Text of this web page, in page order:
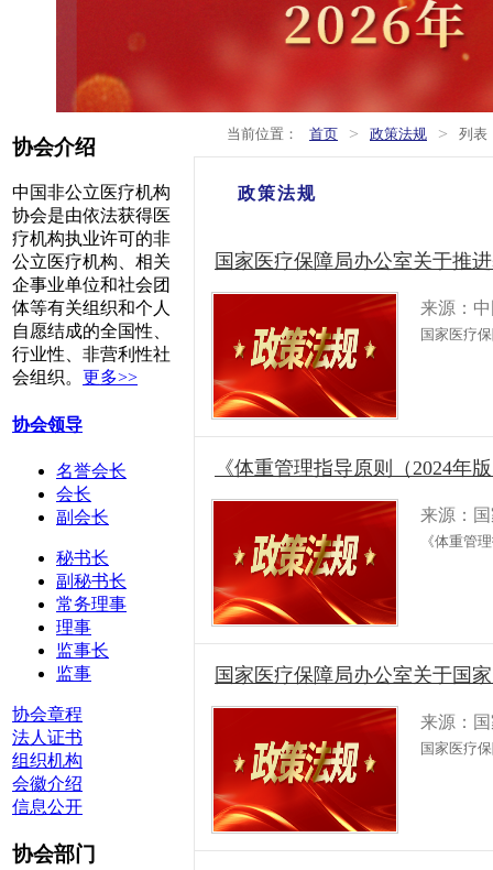
协会介绍
中国非公立医疗机构
协会是由依法获得医
疗机构执业许可的非
公立医疗机构、相关
企事业单位和社会团
体等有关组织和个人
自愿结成的全国性、
行业性、非营利性社
会组织。 更多>>
协会领导
名誉会长
会长
副会长
秘书长
副秘书长
常务理事
理事
监事长
监事
协会章程
法人证书
组织机构
会徽介绍
信息公开
协会部门
当前位置： 首页 > 政策法规 > 列表
政策法规
国家医疗保障局办公室关于推
来源：
国家医疗
《体重管理指导原则（2024年
来源：
《体重管
国家医疗保障局办公室关于国
来源：
国家医疗